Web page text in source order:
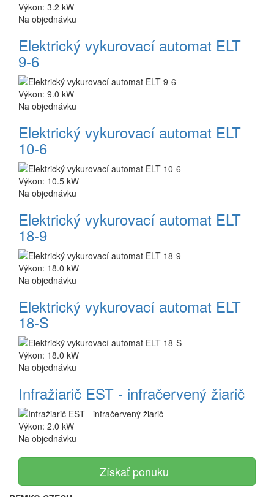
Výkon: 3.2 kW
Na objednávku
Elektrický vykurovací automat ELT
9-6
Výkon: 9.0 kW
Na objednávku
Elektrický vykurovací automat ELT
10-6
Výkon: 10.5 kW
Na objednávku
Elektrický vykurovací automat ELT
18-9
Výkon: 18.0 kW
Na objednávku
Elektrický vykurovací automat ELT
18-S
Výkon: 18.0 kW
Na objednávku
Infražiarič EST - infračervený žiarič
Výkon: 2.0 kW
Na objednávku
Získať ponuku